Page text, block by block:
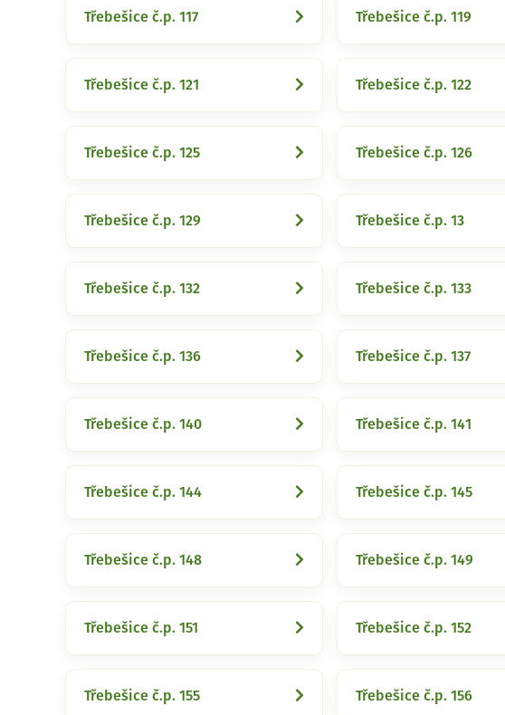
Třebešice č.p. 117 Třebešice č.p. 119
Třebešice č.p. 121 Třebešice č.p. 122
Třebešice č.p. 125 Třebešice č.p. 126
Třebešice č.p. 129 Třebešice č.p. 13
Třebešice č.p. 132 Třebešice č.p. 133
Třebešice č.p. 136 Třebešice č.p. 137
Třebešice č.p. 140 Třebešice č.p. 141
Třebešice č.p. 144 Třebešice č.p. 145
Třebešice č.p. 148 Třebešice č.p. 149
Třebešice č.p. 151 Třebešice č.p. 152
Třebešice č.p. 155 Třebešice č.p. 156